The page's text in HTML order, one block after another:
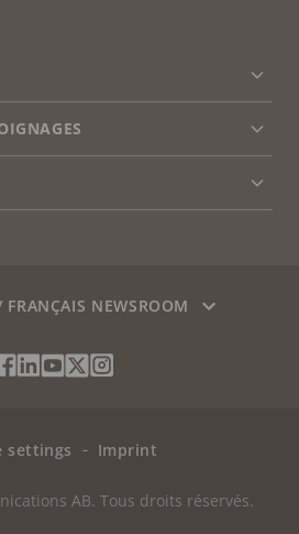
le
le
le
NEWSROOM
Facebook
Linkedin
Youtube
X
Instagram
settings Imprint
AB. Tous droits réservés.